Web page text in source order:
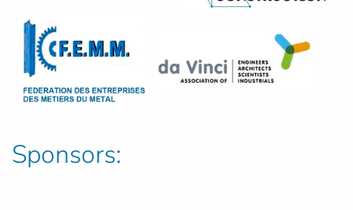
Sponsors: